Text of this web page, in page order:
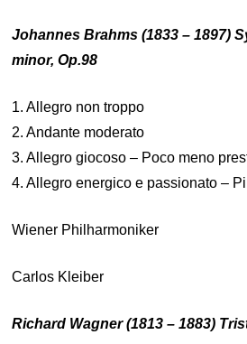
Johannes Brahms (1833 – 1897)
minor, Op.98
1. Allegro non troppo
2. Andante moderato
3. Allegro giocoso – Poco meno
4. Allegro energico e passionato –
Wiener Philharmoniker
Carlos Kleiber
Richard Wagner (1813 – 1883)